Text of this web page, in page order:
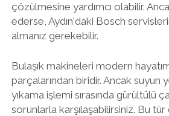
çözülmesine yardımcı olabilir.
ederse, Aydın'daki Bosch
almanız gerekebilir.
Bulaşık makineleri modern
parçalarından biridir. Ancak suyun
yıkama işlemi sırasında gürültülü
sorunlarla karşılaşabilirsiniz. Bu